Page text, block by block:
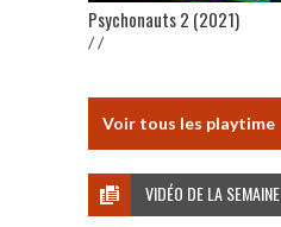
Psychonauts 2 (2021)
/ /
Voir tous les playtime
VIDÉO DE LA SEMAINE